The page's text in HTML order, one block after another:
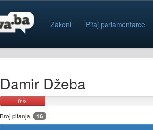
Zakoni Pitaj parlamentarce
Damir Džeba
0%
Broj pitanja: 16